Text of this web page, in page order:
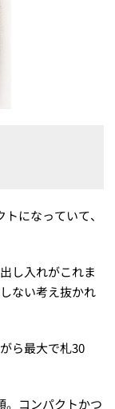
になっていて、
し入れがこれま
ない考え抜かれ
ら最大で札30
。コンパクトかつ